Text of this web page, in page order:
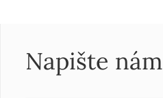
Napište nám